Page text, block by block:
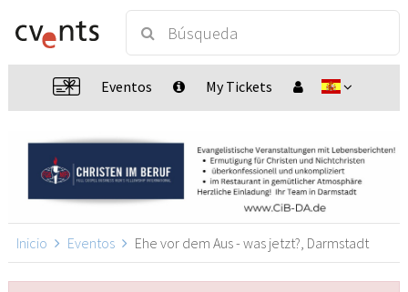
Eventos My Tickets
Inicio Eventos Ehe vor dem Aus - was jetzt?, Darmstadt